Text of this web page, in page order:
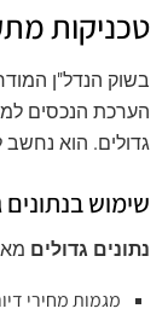
טכניקות
בשוק הנדל"ן
הערכת הנכסים
גדולים. הוא נחשב
שימוש בנתונים
נתונים גדולים
מגמות מחירי